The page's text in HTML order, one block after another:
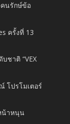
คนรักษ์ข้อ
ครั้งที่ 13
ชาติ “VEX
โปรโมเตอร์
น้าหนุน